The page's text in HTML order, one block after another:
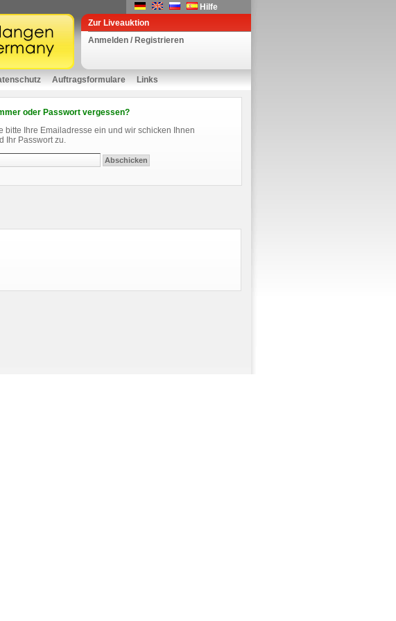
Hilfe
Zur Liveauktion
Anmelden / Registrieren
Auftragsformulare Links
oder Passwort vergessen?
bitte Ihre Emailadresse ein und wir schicken Ihnen
Ihr Passwort zu.